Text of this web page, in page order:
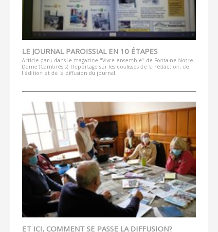
LE JOURNAL PAROISSIAL EN 10 ÉTAPES
Article paru dans le magazine "Vivre ensemble" de Fontaine Notre-
Dame (Cambrésis): Reportage sur les coulisses de la rédaction, de
l'édition et de la diffusion du journal.
ET ICI, COMMENT SE PASSE LA DIFFUSION?